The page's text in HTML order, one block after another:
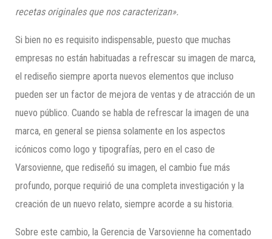
recetas originales que nos caracterizan».
Si bien no es requisito indispensable, puesto que muchas
empresas no están habituadas a refrescar su imagen de marca,
el rediseño siempre aporta nuevos elementos que incluso
pueden ser un factor de mejora de ventas y de atracción de un
nuevo público. Cuando se habla de refrescar la imagen de una
marca, en general se piensa solamente en los aspectos
icónicos como logo y tipografías, pero en el caso de
Varsovienne, que rediseñó su imagen, el cambio fue más
profundo, porque requirió de una completa investigación y la
creación de un nuevo relato, siempre acorde a su historia.
Sobre este cambio, la Gerencia de Varsovienne ha comentado